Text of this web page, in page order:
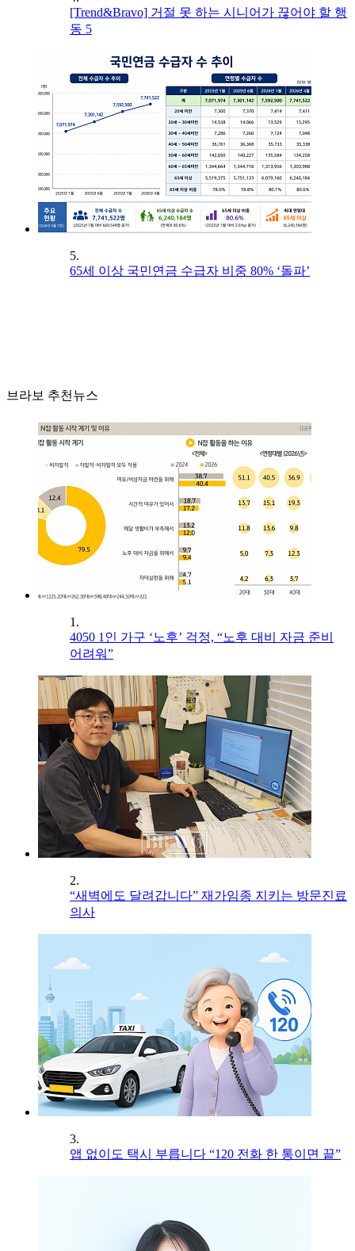
[Trend&Bravo] 거절 못 하는 시니어가 끊어야 할 행
동 5
5.
65세 이상 국민연금 수급자 비중 80% ‘돌파’
브라보 추천뉴스
1.
4050 1인 가구 ‘노후’ 걱정, “노후 대비 자금 준비
어려워”
2.
“새벽에도 달려갑니다” 재가임종 지키는 방문진료
의사
3.
앱 없이도 택시 부릅니다 “120 전화 한 통이면 끝”